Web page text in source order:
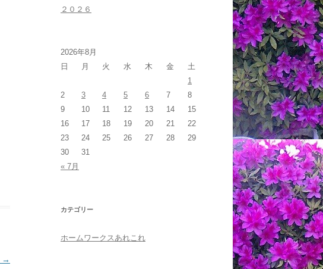
→
２０２６
2026年8月
日
月 火 水 木 金
土
1
2
3 4 5 6 7
8
9
10 11 12 13 14
15
16
17 18 19 20 21
22
23
24 25 26 27 28
29
30
31
« 7月
カテゴリー
ホームワークスあれこれ